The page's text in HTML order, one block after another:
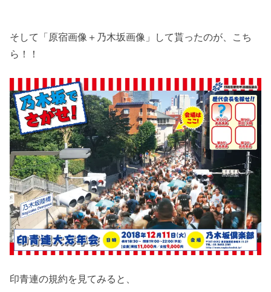
そして「原宿画像＋乃木坂画像」して貰ったのが、こち
ら！！
印青連の規約を見てみると、